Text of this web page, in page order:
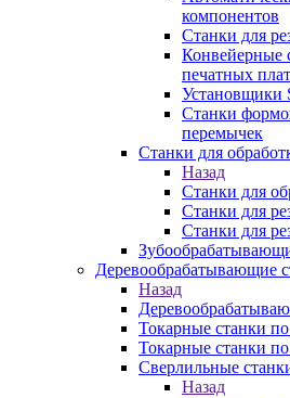
компонентов
Станки для
Конвейерные
печатных плат
Установщики
Станки
перемычек
Станки для
Назад
Станки для
Станки для
Станки для
Деревообрабатывающие
Назад
Токарные станки по
Токарные станки
Сверлильные
Назад